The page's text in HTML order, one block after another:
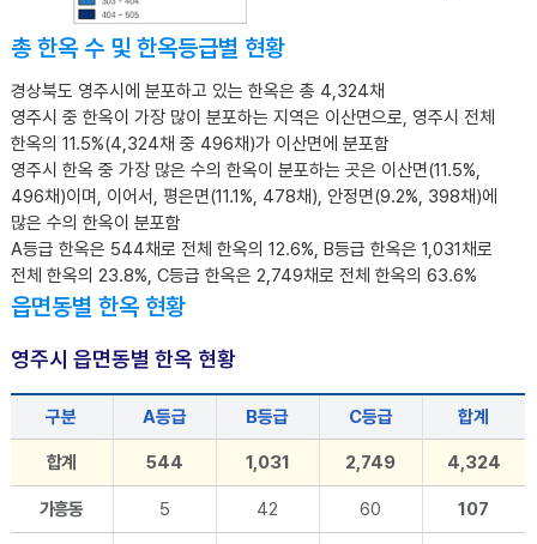
총 한옥 수 및 한옥등급별 현황
경상북도 영주시에 분포하고 있는 한옥은 총 4,324채
영주시 중 한옥이 가장 많이 분포하는 지역은 이산면으로, 영주시 전체
한옥의 11.5%(4,324채 중 496채)가 이산면에 분포함
영주시 한옥 중 가장 많은 수의 한옥이 분포하는 곳은 이산면(11.5%,
496채)이며, 이어서, 평은면(11.1%, 478채), 안정면(9.2%, 398채)에
많은 수의 한옥이 분포함
A등급 한옥은 544채로 전체 한옥의 12.6%, B등급 한옥은 1,031채로
전체 한옥의 23.8%, C등급 한옥은 2,749채로 전체 한옥의 63.6%
읍면동별 한옥 현황
영주시 읍면동별 한옥 현황
구분 A등급 B등급 C등급 합계
합계 544 1,031 2,749 4,324
가흥동 5 42 60 107